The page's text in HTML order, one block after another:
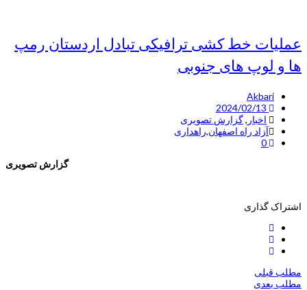
عملیات خط کشی ترافیکی تبادل اردستان رمپ
ها و لوپ های جنوبی
Akbari
اخبار ,گزارش تصویری
آزاد راه اصفهان,راهداری
گزارش تصویری
اشتراک گذاری
مطلب قبلی
مطلب بعدی